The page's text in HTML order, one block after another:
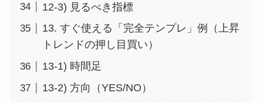
12-3) 見るべき指標
13. すぐ使える「完全テンプレ」例（上昇
トレンドの押し目買い）
13-1) 時間足
13-2) 方向（YES/NO）